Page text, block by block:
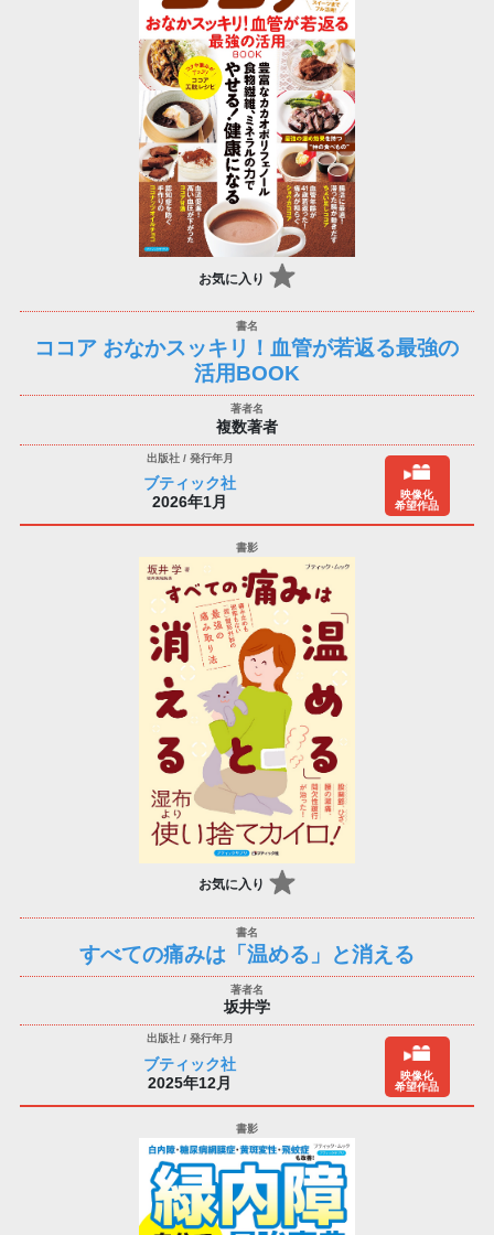
お気に入り
ココア おなかスッキリ！血管が若返る最強の
活用BOOK
複数著者
ブティック社
2026年1月
映像化
希望作品
お気に入り
すべての痛みは「温める」と消える
坂井学
ブティック社
2025年12月
映像化
希望作品